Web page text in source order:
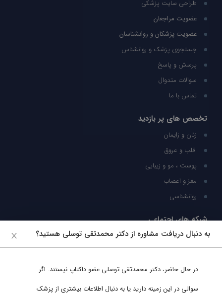
طراحی سایت پزشکی
عضویت مراجعان
عضویت پزشکان و روانشناسان
جستجوی پزشک و روانشناس
پرسش و پاسخ
سوالات متدوال
تماس با ما
تخصص های پر بازدید
زنان و زایمان
قلب و عروق
پوست ، مو و زیبایی
مغز و اعصاب
روانشناسی
شبکه های اجتماعی
ما را در شبکه های اجتماعی دنبال کنید
به دنبال دریافت مشاوره از دکتر محمدتقی توسلی هستید؟
در حال حاضر، دکتر محمدتقی توسلی عضو داکتاپ نیستند. اگر
سوالی در این زمینه دارید یا به دنبال اطلاعات بیشتری از پزشک